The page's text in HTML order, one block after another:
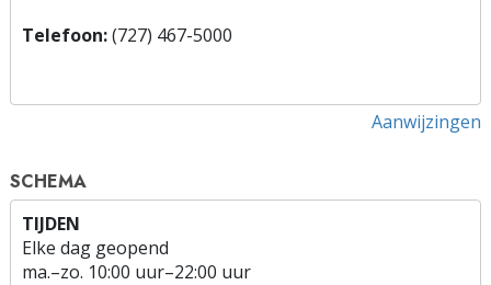
Telefoon:(727) 467-5000
Aanwijzingen
SCHEMA
TIJDEN
Elke dag geopend
ma.–zo. 10:00 uur–22:00 uur